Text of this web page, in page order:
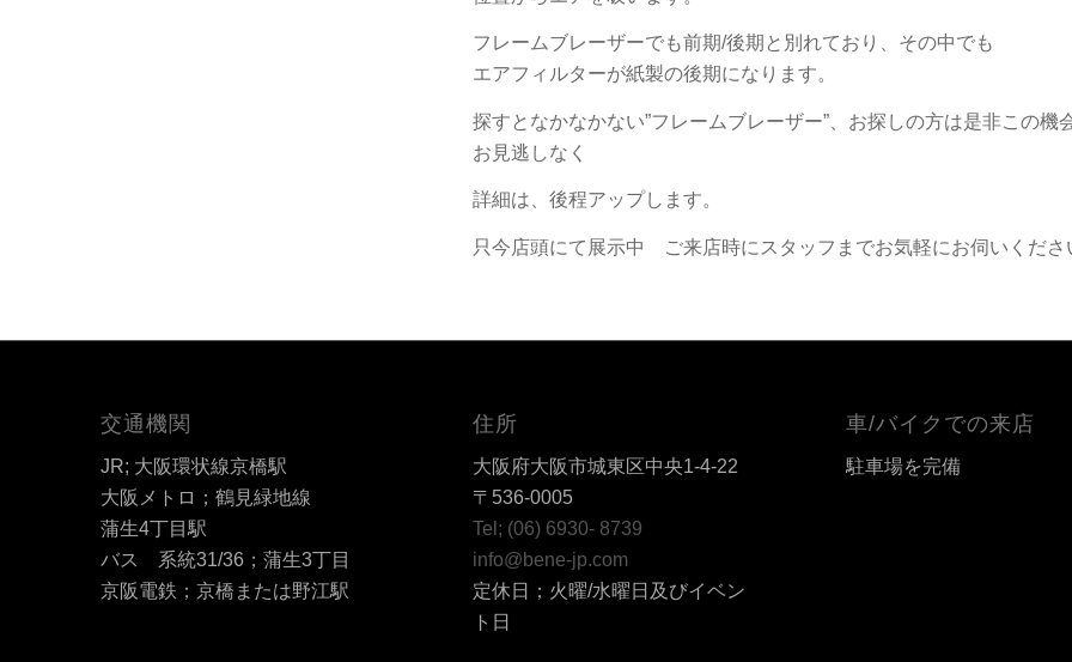
フレームブレーザーでも前期/後期と別れており、その中でも
エアフィルターが紙製の後期になります。
探すとなかなかない”フレームブレーザー”、お探しの方は是非この機
お見逃しなく
詳細は、後程アップします。
只今店頭にて展示中 ご来店時にスタッフまでお気軽にお伺いくださ
交通機関
JR; 大阪環状線京橋駅
大阪メトロ；鶴見緑地線
蒲生4丁目駅
バス 系統31/36；蒲生3丁目
京阪電鉄；京橋または野江駅
住所
大阪府大阪市城東区中央1-4-22
〒536-0005
Tel; (06) 6930- 8739
info@bene-jp.com
定休日；火曜/水曜日及びイベン
ト日
車/バイクでの来店
駐車場を完備